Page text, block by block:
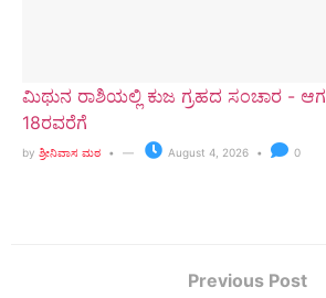
ಮಿಥುನ ರಾಶಿಯಲ್ಲಿ ಕುಜ ಗ್ರಹದ ಸಂಚಾರ -
18ರವರೆಗೆ
by ಶ್ರೀನಿವಾಸ ಮಠ August 4, 2026 0
Previous Post